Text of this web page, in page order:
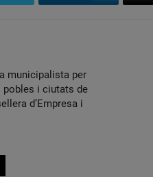
municipalista per
pobles i ciutats de
d’Empresa i